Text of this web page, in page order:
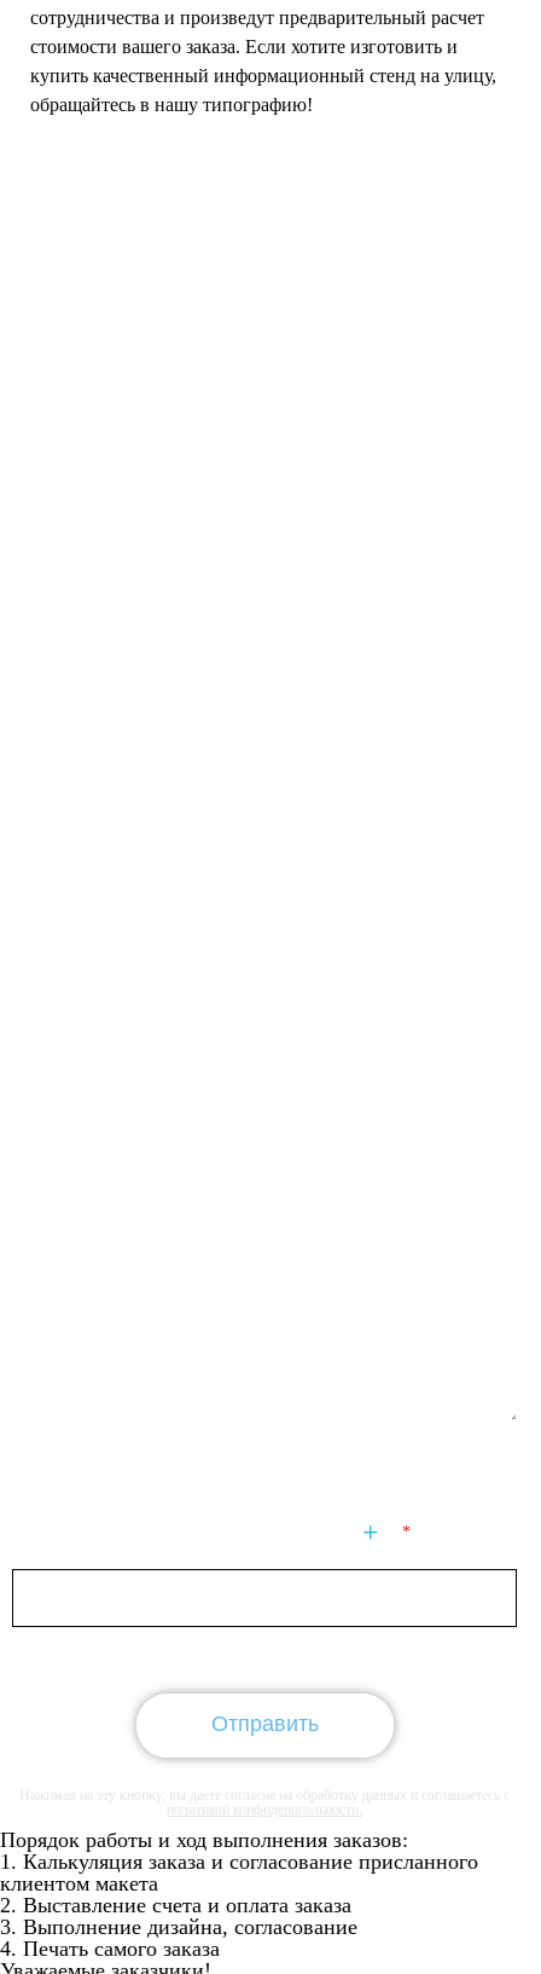
сотрудничества и произведут предварительный расчет
стоимости вашего заказа. Если хотите изготовить и
купить качественный информационный стенд на улицу,
обращайтесь в нашу типографию!
Введите число
Отправить
Отправить
Отправить
Нажимая на эту кнопку, вы даете согласие на обработку данных и соглашаетесь с
политикой конфиденциальности.
Порядок работы и ход выполнения заказов:
1. Калькуляция заказа и согласование присланного
клиентом макета
2. Выставление счета и оплата заказа
3. Выполнение дизайна, согласование
4. Печать самого заказа